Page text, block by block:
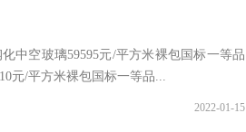
中空玻璃59595元/平方米裸包国标一等品
元/平方米裸包国标一等品...
2022-01-15